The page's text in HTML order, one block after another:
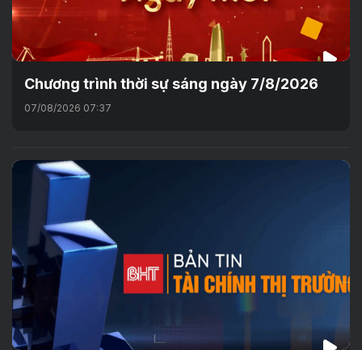
Chương trình thời sự sáng ngày 7/8/2026
07/08/2026 07:37